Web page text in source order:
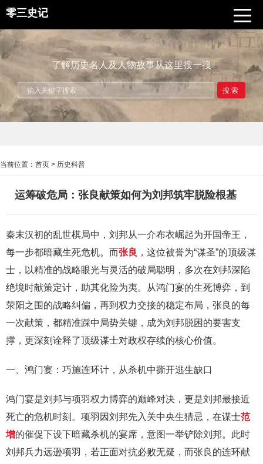
零三史记
了解历史名人及人物故事从这里搜一搜
搜索
当前位置： 首页 > 历史科普
运筹破危局：张良献策如何为刘邦筑牢脱险根基
秦末汉初的乱世棋局中，刘邦从一介布衣崛起为开国帝王，
每一步都暗藏生死危机。而张良 ，这位被誉为“谋圣”的顶级谋
士，以精准的战略眼光与灵活的破局聪明，多次在刘邦深陷
绝境时献策定计，助其化险为夷。从鸿门宴的生死博弈，到
荥阳之围的战略纠偏，再到权力交接的稳定布局，张良的每
一次献策，都精准踩中局势关键，成为刘邦脱困的要害支
撑，更深刻诠释了顶级谋士对政权存续的核心价值。
一、鸿门宴：巧施连环计，从杀机中撕开逃生缺口
鸿门宴是刘邦与项羽权力博弈的巅峰对决，更是刘邦最接近
死亡的危机时刻。项羽因刘邦先入关中央生猜忌，在谋士范
增的催促下设下暗藏杀机的宴席，意图一举铲除刘邦。此时
刘邦兵力远逊项羽，若正面对抗必败无疑，而张良的连环献